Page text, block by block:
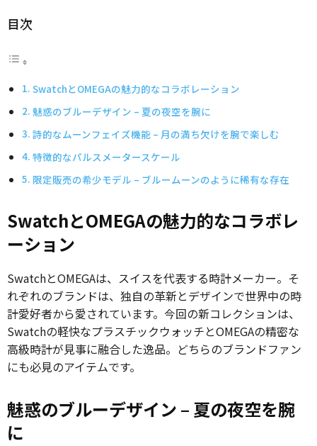
目次
SwatchとOMEGAの魅力的なコラボレーション
魅惑のブルーデザイン – 夏の夜空を腕に
詩的なムーンフェイズ機能 – 月の満ち欠けを腕で楽しむ
特徴的なパルスメータースケール
限定販売の希少モデル – ブルームーンのように稀有な存在
SwatchとOMEGAの魅力的なコラボレ
ーション
SwatchとOMEGAは、スイスを代表する時計メーカー。そ
れぞれのブランドは、独自の革新とデザインで世界中の時
計愛好者から愛されています。今回の新コレクションは、
Swatchの軽快なプラスチックウォッチとOMEGAの精密な
高級時計が見事に融合した逸品。どちらのブランドファン
にも必見のアイテムです。
魅惑のブルーデザイン – 夏の夜空を腕
に